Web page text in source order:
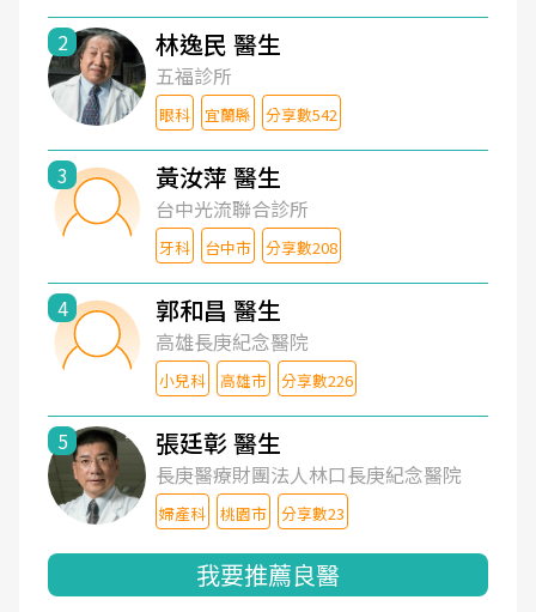
2 林逸民 醫生
五福診所
眼科 宜蘭縣 分享數542
3 黃汝萍 醫生
台中光流聯合診所
牙科 台中市 分享數208
4 郭和昌 醫生
高雄長庚紀念醫院
小兒科 高雄市 分享數226
5 張廷彰 醫生
長庚醫療財團法人林口長庚紀念醫院
婦產科 桃園市 分享數23
我要推薦良醫